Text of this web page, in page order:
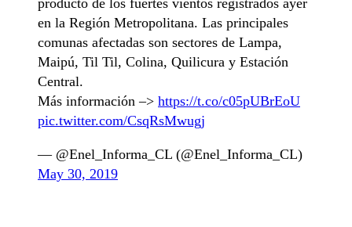
producto de los fuertes vientos registrados ayer
en la Región Metropolitana. Las principales
comunas afectadas son sectores de Lampa,
Maipú, Til Til, Colina, Quilicura y Estación
Central.
Más información –> https://t.co/c05pUBrEoU
pic.twitter.com/CsqRsMwugj
— @Enel_Informa_CL (@Enel_Informa_CL)
May 30, 2019